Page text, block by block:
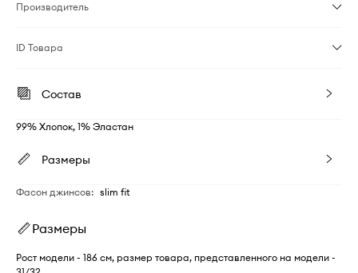
Производитель
ID Товара
Состав
99% Хлопок, 1% Эластан
Размеры
Фасон джинсов: slim fit
Размеры
Рост модели - 186 см, размер товара, представленного на модели -